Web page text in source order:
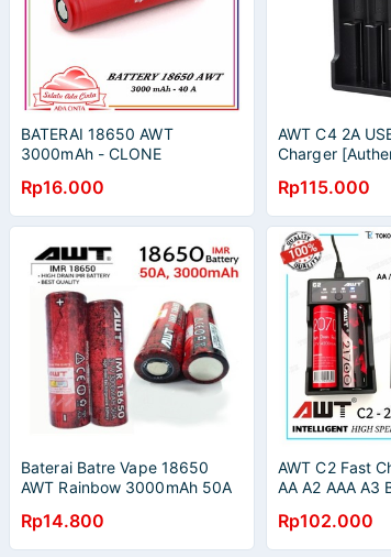
BATERAI 18650 AWT
3000mAh - CLONE
Rp16.000
AWT C4 2A
Charger
Rp115.000
Baterai Batre Vape 18650
AWT Rainbow 3000mAh 50A
Rp14.800
AWT C2 Fast
AA A2 AAA A3
Charging 2A
Authentic AWT
Rp102.000